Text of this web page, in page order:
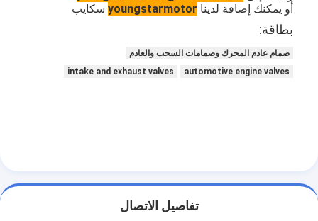
أو يمكنك إضافة لدينا youngstarmotor سكايب
بطاقة:
صمام عادم المحرك وصمامات السحب والعادم
automotive engine valves
intake and exhaust valves
تفاصيل الاتصال